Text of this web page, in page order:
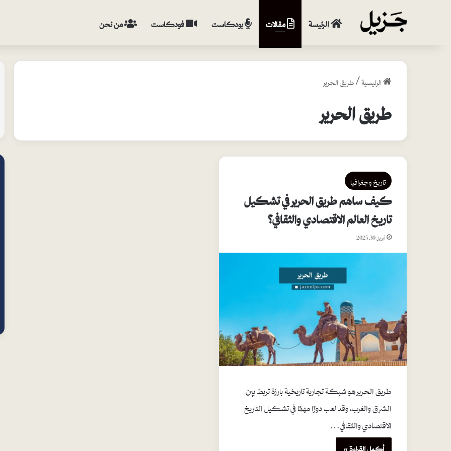
الرئيسة مقالات بودكاست فودكاست من نحن
الرئيسية/طريق الحرير
طريق الحرير
تاريخ وجغرافيا
كيف ساهم طريق الحرير في تشكيل
تاريخ العالم الاقتصادي والثقافي؟
أبريل 30, 2025
طريق الحرير هو شبكة تجارية تاريخية بارزة تربط بين
الشرق والغرب، وقد لعب دورًا مهمًا في تشكيل التاريخ
الاقتصادي والثقافي…